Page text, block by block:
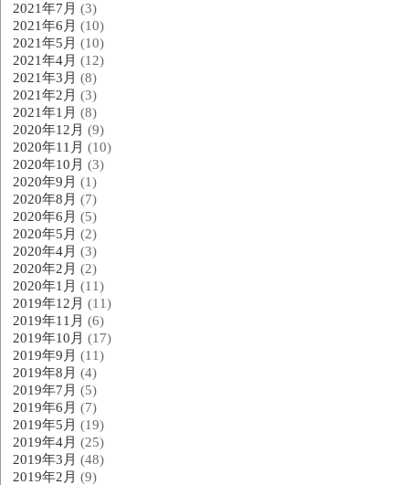
2021年7月 (3)
2021年6月 (10)
2021年5月 (10)
2021年4月 (12)
2021年3月 (8)
2021年2月 (3)
2021年1月 (8)
2020年12月 (9)
2020年11月 (10)
2020年10月 (3)
2020年9月 (1)
2020年8月 (7)
2020年6月 (5)
2020年5月 (2)
2020年4月 (3)
2020年2月 (2)
2020年1月 (11)
2019年12月 (11)
2019年11月 (6)
2019年10月 (17)
2019年9月 (11)
2019年8月 (4)
2019年7月 (5)
2019年6月 (7)
2019年5月 (19)
2019年4月 (25)
2019年3月 (48)
2019年2月 (9)